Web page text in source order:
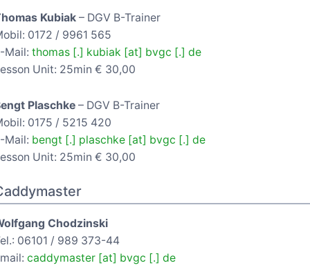
Kubiak – DGV B-Trainer
0172 / 9961 565
Mail:thomas [.] kubiak [at] bvgc [.] de
Unit: 25min € 30,00
Plaschke – DGV B-Trainer
0175 / 5215 420
Mail: bengt [.] plaschke [at] bvgc [.] de
Unit: 25min € 30,00
Chodzinski
06101 / 989 373-44
caddymaster [at] bvgc [.] de